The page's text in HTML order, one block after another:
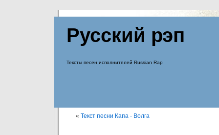
Русский рэп
Тексты песен исполнителей Russian Rap
« Текст песни Капа - Волга